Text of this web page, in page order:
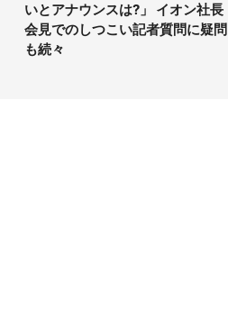
いとアナウンスは?」 イオン社長
会見でのしつこい記者質問に疑問
も続々